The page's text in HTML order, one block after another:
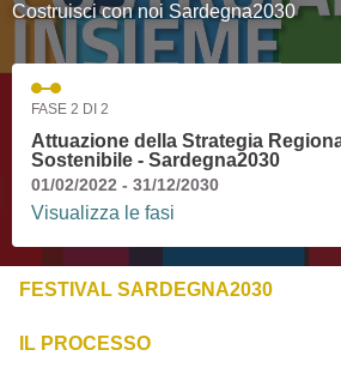
Costruisci con noi Sardegna2030
FASE 2 DI 2
Attuazione della Strategia
Sostenibile - Sardegna2030
01/02/2022 - 31/12/2030
Visualizza le fasi
FESTIVAL SARDEGNA2030
IL PROCESSO